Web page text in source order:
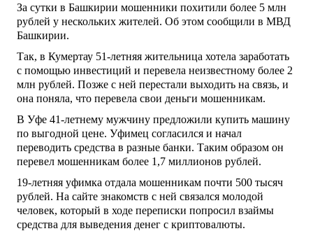
За сутки в Башкирии мошенники похитили более 5 млн
рублей у нескольких жителей. Об этом сообщили в МВД
Башкирии.
Так, в Кумертау 51-летняя жительница хотела заработать
с помощью инвестиций и перевела неизвестному более 2
млн рублей. Позже с ней перестали выходить на связь, и
она поняла, что перевела свои деньги мошенникам.
В Уфе 41-летнему мужчину предложили купить машину
по выгодной цене. Уфимец согласился и начал
переводить средства в разные банки. Таким образом он
перевел мошенникам более 1,7 миллионов рублей.
19-летняя уфимка отдала мошенникам почти 500 тысяч
рублей. На сайте знакомств с ней связался молодой
человек, который в ходе переписки попросил взаймы
средства для выведения денег с криптовалюты.